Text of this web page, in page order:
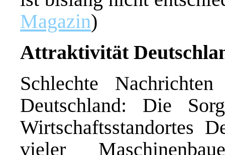
Magazin)
Attraktivität
Schlechte
Deutschland: Die
Wirtschaftsstandortes
vieler